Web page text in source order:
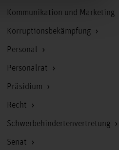
Kommunikation und Marketing
Korruptionsbekämpfung
Personal
Personalrat
Präsidium
Recht
Schwerbehindertenvertretung
Senat